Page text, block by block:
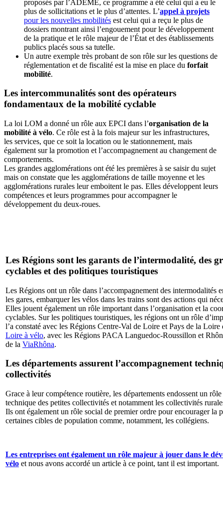
proposés par l’ADEME, ce programme a été celui qui a eu le
plus de sollicitations et le plus d’attentes. L’appel à projets
pour les nouvelles mobilités est celui qui a reçu le plus de
dossiers montrant ainsi l’engouement pour le développement
de la pratique et le rôle majeur de l’État et des établissements
publics placés sous sa tutelle.
Un autre exemple très probant de son rôle sur les questions de
réglementation et de fiscalité est la mise en place du forfait
mobilité.
Les intercommunalités sont des opérateurs
fondamentaux de la mobilité cyclable
La loi LOM a donné un rôle aux EPCI dans l’organisation de la
mobilité à vélo. Ce rôle est à la fois majeur sur les infrastructures,
les services, que ce soit la location ou le stationnement, mais
également sur la promotion et l’accompagnement au changement de
comportements.
Les grandes agglomérations ont été les premières à se saisir du sujet
mais on constate que les agglomérations de taille moyenne et les
agglomérations rurales leur emboitent le pas. Elles développent leurs
compétences et leurs programmes pour accompagner le
développement du deux-roues.
Les Régions sont les garants de l’intermodalité, des
cyclables et des politiques touristiques
Les Régions ont un rôle dans l’accompagnement des intermodalités
les gares, embarquer les vélos dans les trains sont des actions qui
Elles jouent également un rôle important dans l’organisation et la
cyclables. Sur les politiques touristiques, les régions ont un rôle
l’a constaté avec les Régions Centre-Val de Loire et Pays de la Loire
Loire à vélo, avec les Régions PACA Languedoc-Roussillon et
de la ViaRhôna.
Les départements assurent l’accompagnement
collectivités
Grace à leur compétence routière, les départements endossent un
technique des petites collectivités et notamment les collectivités
Ils ont également un rôle social de premier ordre pour encourager la
certaines cibles de population comme, notamment, les collégiens.
Les entreprises ont également un rôle majeur à jouer dans le
vélo et nous avons accordé un article à ce point, tant il est important.